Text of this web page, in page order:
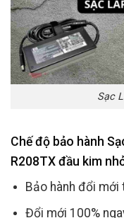
Sạc
Chế độ bảo hành
R208TX đầu kim
Bảo hành đổi mới
Đổi mới 100%